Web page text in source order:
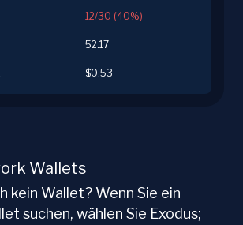
12/30 (40%)
52.17
$0.53
Wallets
kein Wallet? Wenn Sie ein
suchen, wählen Sie Exodus;